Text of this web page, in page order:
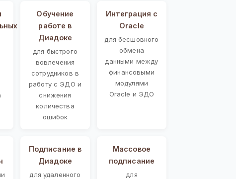
Обучение
работе в
Диадоке
для быстрого
вовлечения
сотрудников в
работу с ЭДО и
снижения
количества
ошибок
Интеграция с
Oracle
для бесшовного
обмена
данными между
финансовыми
модулями
Oracle и ЭДО
Подписание в
Диадоке
для удаленного
Массовое
подписание
для